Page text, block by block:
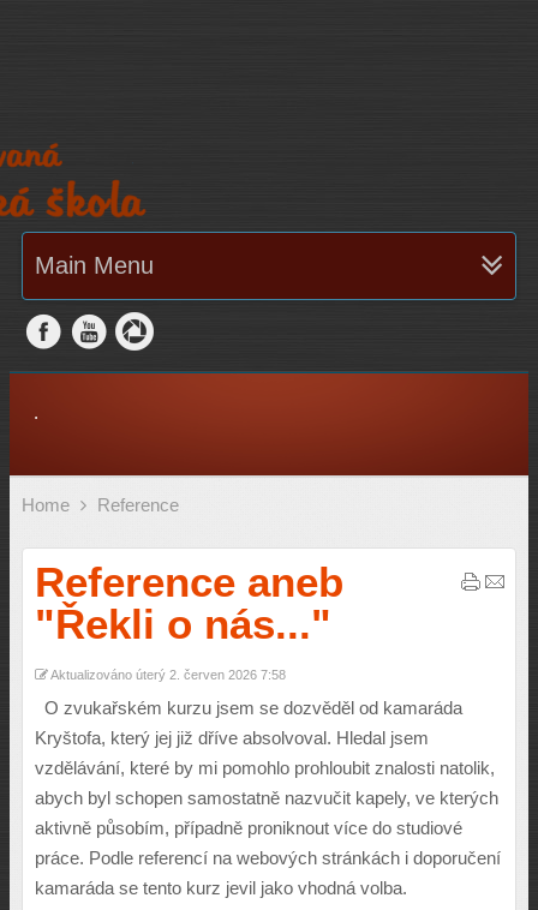
Main Menu
.
Home Reference
Reference aneb
"Řekli o nás..."
Aktualizováno úterý 2. červen 2026 7:58
O zvukařském kurzu jsem se dozvěděl od kamaráda
Kryštofa, který jej již dříve absolvoval. Hledal jsem
vzdělávání, které by mi pomohlo prohloubit znalosti natolik,
abych byl schopen samostatně nazvučit kapely, ve kterých
aktivně působím, případně proniknout více do studiové
práce. Podle referencí na webových stránkách i doporučení
kamaráda se tento kurz jevil jako vhodná volba.